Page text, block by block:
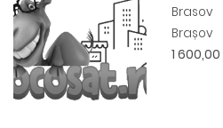
Brasov
Brașov
1